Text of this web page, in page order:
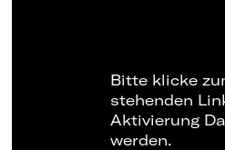
Bitte klicke
stehenden
Aktivierung
werden.